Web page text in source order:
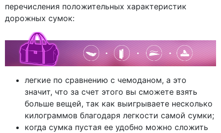
перечисления положительных характеристик
дорожных сумок:
легкие по сравнению с чемоданом, а это
значит, что за счет этого вы сможете взять
больше вещей, так как выигрываете несколько
килограммов благодаря легкости самой сумки;
когда сумка пустая ее удобно можно сложить